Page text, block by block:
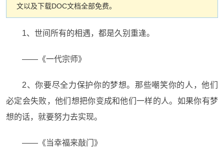
文以及下载DOC文档全部免费。
1、世间所有的相遇，都是久别重逢。
——《一代宗师》
2、你要尽全力保护你的梦想。那些嘲笑你的人，他们
必定会失败，他们想把你变成和他们一样的人。如果你有梦
想的话，就要努力去实现。
——《当幸福来敲门》